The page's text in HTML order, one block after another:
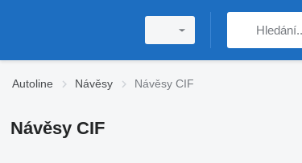
Autoline Návěsy Návěsy CIF
Návěsy CIF